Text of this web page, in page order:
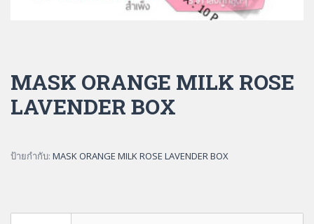
MASK ORANGE MILK ROSE
LAVENDER BOX
ป้ายกำกับ: MASK ORANGE MILK ROSE LAVENDER BOX